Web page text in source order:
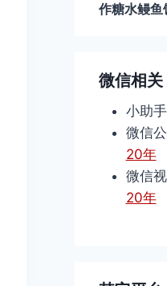
作糖水鳗鱼
微信相关
小助
微信
20年
微信
20年